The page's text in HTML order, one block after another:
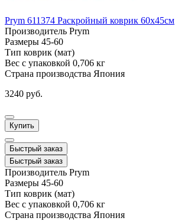
Prym 611374 Раскройный коврик 60х45см
Производитель Prym
Размеры 45-60
Тип коврик (мат)
Вес с упаковкой 0,706 кг
Страна производства Япония
3240 руб.
Купить
Быстрый заказ
Быстрый заказ
Производитель Prym
Размеры 45-60
Тип коврик (мат)
Вес с упаковкой 0,706 кг
Страна производства Япония